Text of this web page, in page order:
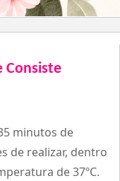
Consiste
minutos de
de realizar, dentro
de 37ºC.